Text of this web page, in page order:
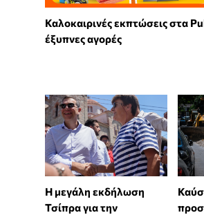
Καλοκαιρινές εκπτώσεις στα
έξυπνες αγορές
Η μεγάλη εκδήλωση
Τσίπρα για την